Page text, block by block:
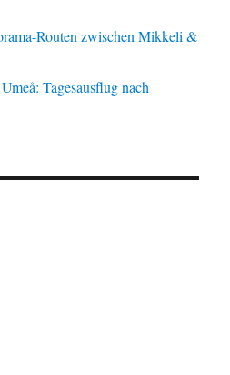
Routen zwischen Mikkeli &
Tagesausflug nach